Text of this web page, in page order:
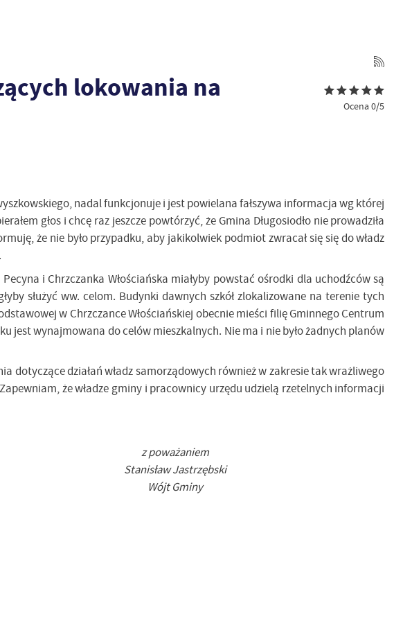
lokowania na
Ocena 0/5
nadal funkcjonuje i jest powielana fałszywa informacja wg której
głos i chcę raz jeszcze powtórzyć, że Gmina Długosiodło nie prowadziła
że nie było przypadku, aby jakikolwiek podmiot zwracał się się do władz
i Chrzczanka Włościańska miałyby powstać ośrodki dla uchodźców są
służyć ww. celom. Budynki dawnych szkół zlokalizowane na terenie tych
w Chrzczance Włościańskiej obecnie mieści filię Gminnego Centrum
jest wynajmowana do celów mieszkalnych. Nie ma i nie było żadnych planów
dotyczące działań władz samorządowych również w zakresie tak wrażliwego
że władze gminy i pracownicy urzędu udzielą rzetelnych informacji
z poważaniem
Stanisław Jastrzębski
Wójt Gminy